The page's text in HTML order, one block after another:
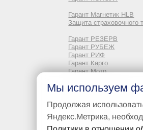
Гарант Магнетик HLB
Защита страховочного
Гарант РЕЗЕРВ
Гарант РУБЕЖ
Гарант РИФ
Гарант Карго
Гарант Мото
Неликвидные ТМЦ
Преимущества
Защита от подделок
Способы взлома
Проверка подлинности
Мы используем
Продолжая
Яндекс.Метрика,